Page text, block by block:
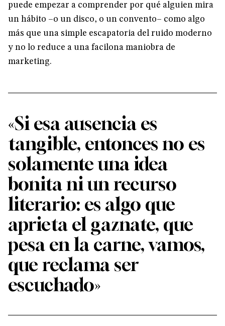
puede empezar a comprender por qué alguien mira
un hábito –o un disco, o un convento– como algo
más que una simple escapatoria del ruido moderno
y no lo reduce a una facilona maniobra de
marketing.
«Si esa ausencia es
tangible, entonces no es
solamente una idea
bonita ni un recurso
literario: es algo que
aprieta el gaznate, que
pesa en la carne, vamos,
que reclama ser
escuchado»